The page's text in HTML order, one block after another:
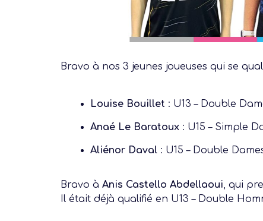
Bravo à nos 3 jeunes joueuses qui se
Louise Bouillet : U13 – Double
Anaé Le Baratoux : U15 – Simple
Aliénor Daval : U15 – Double
Bravo à Anis Castello Abdellaoui, qui
Il était déjà qualifié en U13 – Double